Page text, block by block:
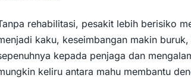
rehabilitasi, pesakit lebih berisiko
kaku, keseimbangan makin
kepada penjaga dan
keliru antara mahu membantu